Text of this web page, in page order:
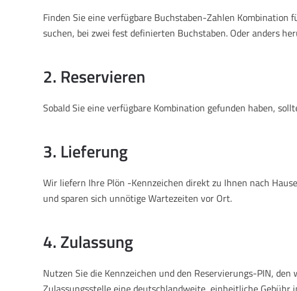
Finden Sie eine verfügbare Buchstaben-Zahlen Kombination
suchen, bei zwei fest definierten Buchstaben. Oder anders
2. Reservieren
Sobald Sie eine verfügbare Kombination gefunden haben,
3. Lieferung
Wir liefern Ihre Plön -Kennzeichen direkt zu Ihnen nach
und sparen sich unnötige Wartezeiten vor Ort.
4. Zulassung
Nutzen Sie die Kennzeichen und den Reservierungs-PIN,